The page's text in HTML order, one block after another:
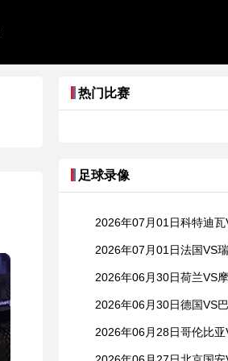
热门比赛
足球录像
2026年07月01日科特迪瓦VS
2026年07月01日法国VS
2026年06月30日荷兰VS摩
2026年06月30日德国VS巴
2026年06月28日哥伦比亚VS